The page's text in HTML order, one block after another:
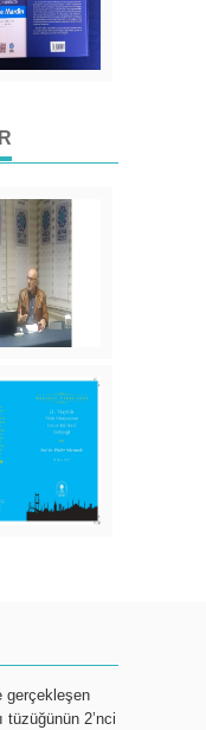
gerçekleşen
tüzüğünün 2’nci